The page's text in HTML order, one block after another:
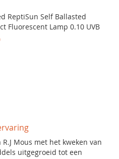
Mous met het kweken van
uitgegroeid tot een
ReptiSun Self Ballasted
Fluorescent Lamp 0.10 UVB